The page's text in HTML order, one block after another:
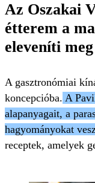
Az Oszakai
étterem a
eleveníti meg
A gasztronómiai
koncepcióba. A
alapanyagait, a
hagyományokat
receptek, amelyek